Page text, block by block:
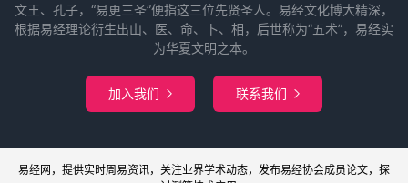
文王、孔子，“易更三圣”便指这三位先贤圣人。易经文化博大精深，
根据易经理论衍生出山、医、命、卜、相，后世称为“五术”，易经实
为华夏文明之本。
加入我们  联系我们 
易经网 ，提供实时周易资讯，关注业界学术动态，发布易经协会成员论文，探